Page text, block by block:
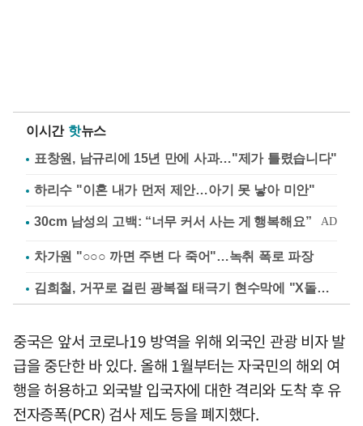
이시간 핫뉴스
표창원, 남규리에 15년 만에 사과…"제가 틀렸습니다"
하리수 "이혼 내가 먼저 제안…아기 못 낳아 미안"
차가원 "○○○ 까면 주변 다 죽어"…녹취 폭로 파장
김희철, 거꾸로 걸린 광복절 태극기 현수막에 "X돌았네"
중국은 앞서 코로나19 방역을 위해 외국인 관광 비자 발
급을 중단한 바 있다. 올해 1월부터는 자국민의 해외 여
행을 허용하고 외국발 입국자에 대한 격리와 도착 후 유
전자증폭(PCR) 검사 제도 등을 폐지했다.